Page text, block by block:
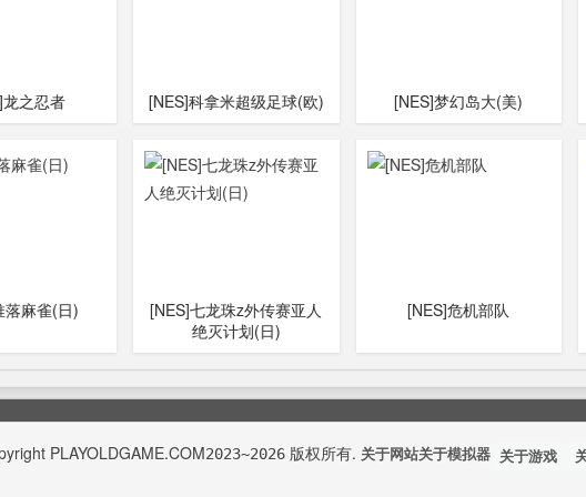
之忍者 [NES]科拿米超级足球(欧) [NES]梦幻岛大(美)
落麻雀(日)
[NES]七龙珠z外传赛亚人
绝灭计划(日)
[NES]危机部队
PLAYOLDGAME.COM2023~2026 版权所有. 关于网站关于模拟器 关于游戏